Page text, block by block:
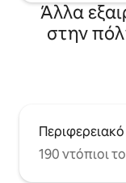
Άλλα
στην
190 ντόπιοι